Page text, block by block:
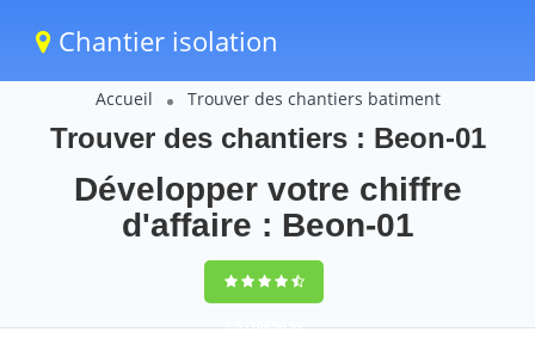
Chantier isolation
Accueil Trouver des chantiers batiment
Trouver des chantiers : Beon-01
Développer votre chiffre
d'affaire : Beon-01
9,5(100%)59